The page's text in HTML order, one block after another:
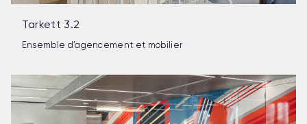
Tarkett 3.2
Ensemble d’agencement et mobilier